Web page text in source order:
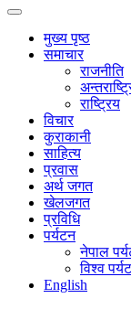
मुख्य पृष्ठ
समाचार
राजनीति
राष्ट्रिय
विचार
कुराकानी
साहित्य
प्रवास
अर्थ जगत
खेलजगत
प्रविधि
पर्यटन
नेपाल
विश्व
English